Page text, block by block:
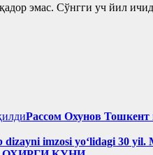
эмас. Сўнгги уч йил
Рассом Охунов
dizayni imzosi yoʻlidagi 30